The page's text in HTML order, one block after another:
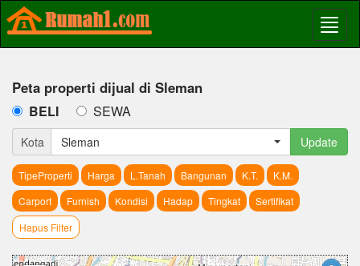
Peta properti dijual di Sleman
BELI SEWA
Kota Sleman Update
TipeProperti Harga L.Tanah Bangunan K.T.
K.M.
Carport
Furnish Kondisi Hadap Tingkat
Sertifikat
Hapus Filter